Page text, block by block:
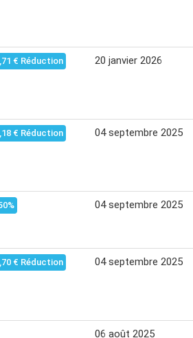
€ Réduction 20 janvier 2026
€ Réduction 04 septembre 2025
04 septembre 2025
€ Réduction 04 septembre 2025
06 août 2025